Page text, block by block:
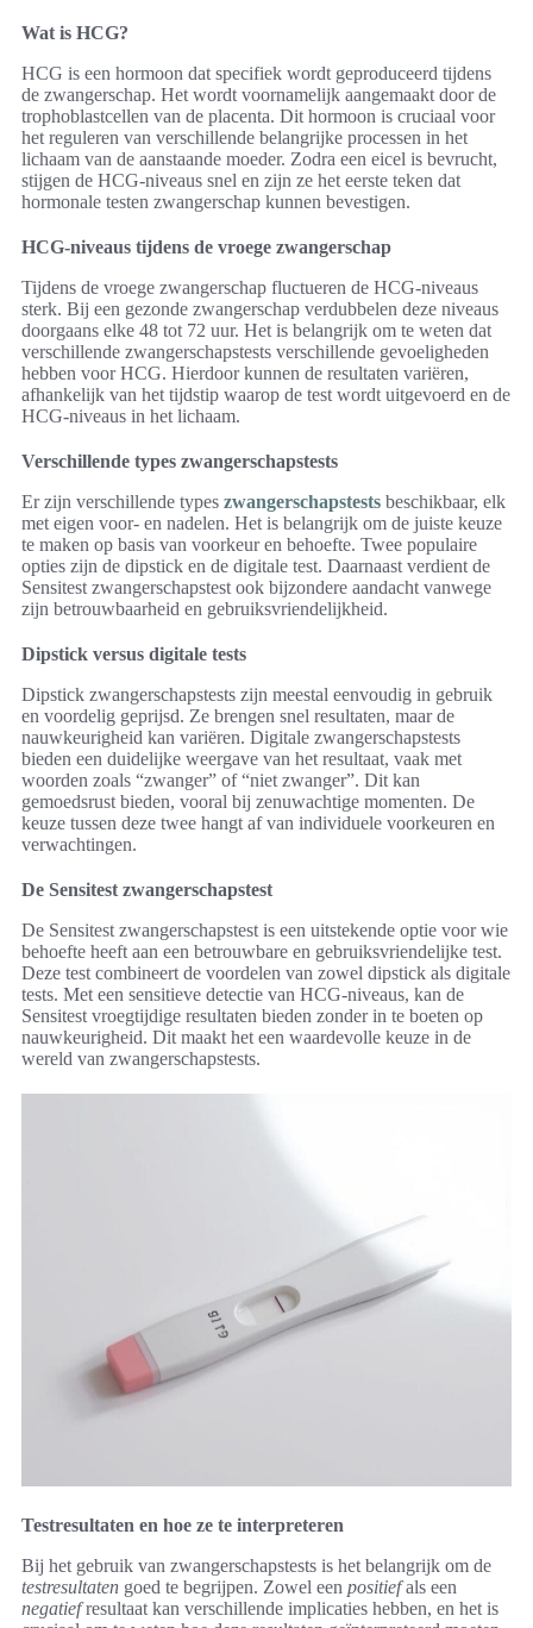
Wat is HCG?
HCG is een hormoon dat specifiek wordt geproduceerd tijdens
de zwangerschap. Het wordt voornamelijk aangemaakt door de
trophoblastcellen van de placenta. Dit hormoon is cruciaal voor
het reguleren van verschillende belangrijke processen in het
lichaam van de aanstaande moeder. Zodra een eicel is bevrucht,
stijgen de HCG-niveaus snel en zijn ze het eerste teken dat
hormonale testen zwangerschap kunnen bevestigen.
HCG-niveaus tijdens de vroege zwangerschap
Tijdens de vroege zwangerschap fluctueren de HCG-niveaus
sterk. Bij een gezonde zwangerschap verdubbelen deze niveaus
doorgaans elke 48 tot 72 uur. Het is belangrijk om te weten dat
verschillende zwangerschapstests verschillende gevoeligheden
hebben voor HCG. Hierdoor kunnen de resultaten variëren,
afhankelijk van het tijdstip waarop de test wordt uitgevoerd en de
HCG-niveaus in het lichaam.
Verschillende types zwangerschapstests
Er zijn verschillende types zwangerschapstests beschikbaar, elk
met eigen voor- en nadelen. Het is belangrijk om de juiste keuze
te maken op basis van voorkeur en behoefte. Twee populaire
opties zijn de dipstick en de digitale test. Daarnaast verdient de
Sensitest zwangerschapstest ook bijzondere aandacht vanwege
zijn betrouwbaarheid en gebruiksvriendelijkheid.
Dipstick versus digitale tests
Dipstick zwangerschapstests zijn meestal eenvoudig in gebruik
en voordelig geprijsd. Ze brengen snel resultaten, maar de
nauwkeurigheid kan variëren. Digitale zwangerschapstests
bieden een duidelijke weergave van het resultaat, vaak met
woorden zoals “zwanger” of “niet zwanger”. Dit kan
gemoedsrust bieden, vooral bij zenuwachtige momenten. De
keuze tussen deze twee hangt af van individuele voorkeuren en
verwachtingen.
De Sensitest zwangerschapstest
De Sensitest zwangerschapstest is een uitstekende optie voor wie
behoefte heeft aan een betrouwbare en gebruiksvriendelijke test.
Deze test combineert de voordelen van zowel dipstick als digitale
tests. Met een sensitieve detectie van HCG-niveaus, kan de
Sensitest vroegtijdige resultaten bieden zonder in te boeten op
nauwkeurigheid. Dit maakt het een waardevolle keuze in de
wereld van zwangerschapstests.
Testresultaten en hoe ze te interpreteren
Bij het gebruik van zwangerschapstests is het belangrijk om de
testresultaten goed te begrijpen. Zowel een positiefals een
negatiefresultaat kan verschillende implicaties hebben, en het is